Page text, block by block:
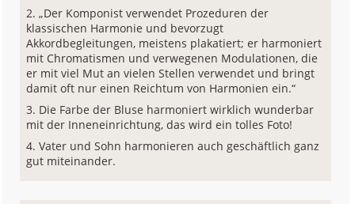
„Der Komponist verwendet Prozeduren der
klassischen Harmonie und bevorzugt
Akkordbegleitungen, meistens plakatiert; er harmoniert
mit Chromatismen und verwegenen Modulationen, die
er mit viel Mut an vielen Stellen verwendet und bringt
damit oft nur einen Reichtum von Harmonien ein.“
Die Farbe der Bluse harmoniert wirklich wunderbar
mit der Inneneinrichtung, das wird ein tolles Foto!
Vater und Sohn harmonieren auch geschäftlich ganz
gut miteinander.